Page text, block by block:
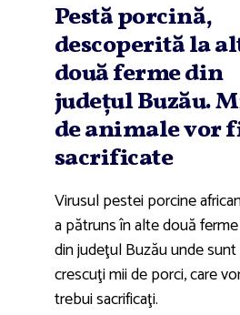
Pestă porcină,
descoperită la
două ferme din
judeţul Buzău.
de animale vor
sacrificate
Virusul pestei porcine
a pătruns în alte două ferme
din judeţul Buzău unde sunt
crescuţi mii de porci, care
trebui sacrificaţi.